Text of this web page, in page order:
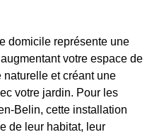
domicile représente une
votre espace de
et créant une
votre jardin. Pour les
Belin, cette installation
de leur habitat, leur